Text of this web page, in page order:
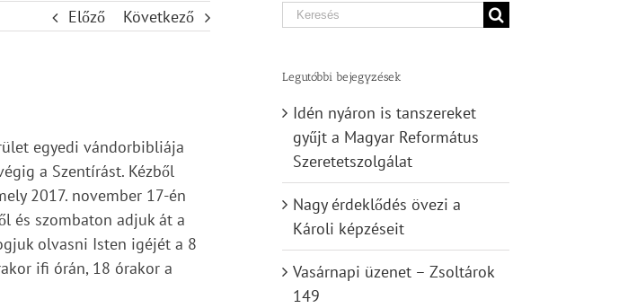
Előző Következő
egyedi vándorbibliája
a Szentírást. Kézből
2017. november 17-én
és szombaton adjuk át a
olvasni Isten igéjét a 8
ifi órán, 18 órakor a
Search
Legutóbbi bejegyzések
Idén nyáron is tanszereket
gyűjt a Magyar Református
Szeretetszolgálat
Nagy érdeklődés övezi a
Károli képzéseit
Vasárnapi üzenet – Zsoltárok
149